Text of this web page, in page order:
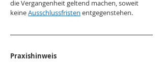
die Vergangenheit geltend machen, soweit
keine Ausschlussfristen entgegenstehen.
Praxishinweis